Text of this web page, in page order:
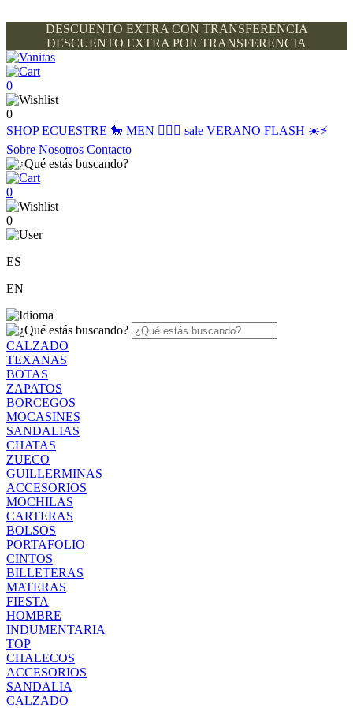
DESCUENTO EXTRA CON TRANSFERENCIA
DESCUENTO EXTRA POR TRANSFERENCIA
0
0
SHOPECUESTRE 🐎 MEN 🙋🏽‍♂️ sale VERANO FLASH ☀️⚡️
Sobre Nosotros Contacto
0
0
ES
EN
CALZADO
TEXANAS
BOTAS
ZAPATOS
BORCEGOS
MOCASINES
SANDALIAS
CHATAS
ZUECO
GUILLERMINAS
ACCESORIOS
MOCHILAS
CARTERAS
BOLSOS
PORTAFOLIO
CINTOS
BILLETERAS
MATERAS
FIESTA
HOMBRE
INDUMENTARIA
TOP
CHALECOS
ACCESORIOS
SANDALIA
CALZADO